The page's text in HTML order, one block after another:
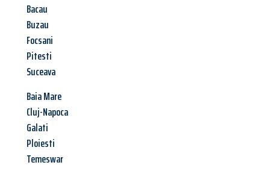
Bacau
Buzau
Focsani
Pitesti
Suceava
Baia Mare
Cluj-Napoca
Galati
Ploiesti
Temeswar